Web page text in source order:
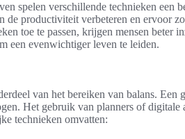
spelen verschillende technieken een
de productiviteit verbeteren en ervoor
toe te passen, krijgen mensen beter
een evenwichtiger leven te leiden.
van het bereiken van balans. Een
Het gebruik van planners of digitale
technieken omvatten: